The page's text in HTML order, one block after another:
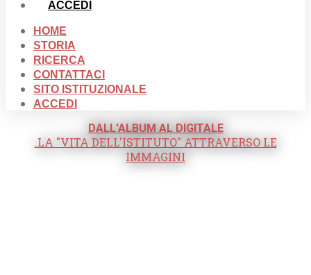
ACCEDI
HOME
STORIA
RICERCA
CONTATTACI
SITO ISTITUZIONALE
ACCEDI
DALL'ALBUM AL DIGITALE
.LA "VITA DELL'ISTITUTO" ATTRAVERSO LE
IMMAGINI